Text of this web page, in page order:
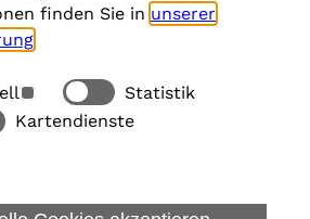
finden Sie in unserer
Statistik
Kartendienste